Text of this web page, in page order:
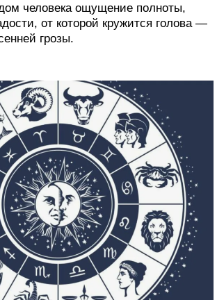
человека ощущение полноты,
от которой кружится голова —
грозы.